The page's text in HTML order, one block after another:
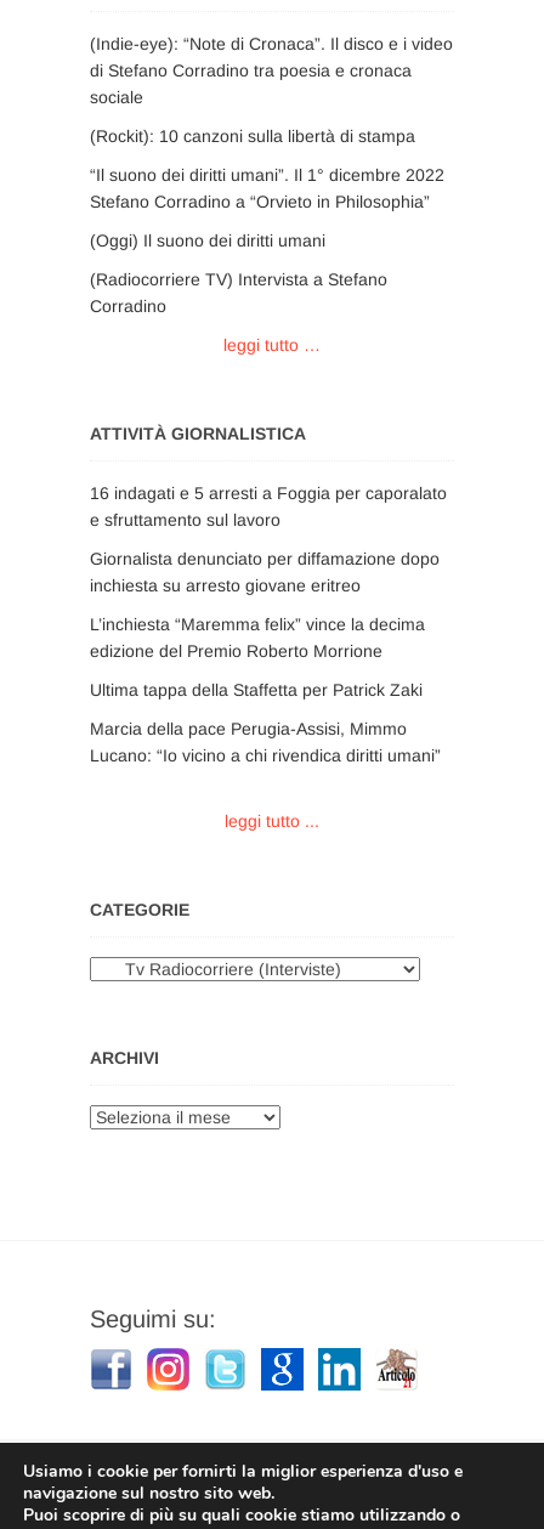
(Indie-eye): “Note di Cronaca”. Il disco e i video
di Stefano Corradino tra poesia e cronaca
sociale
(Rockit): 10 canzoni sulla libertà di stampa
“Il suono dei diritti umani”. Il 1° dicembre 2022
Stefano Corradino a “Orvieto in Philosophia”
(Oggi) Il suono dei diritti umani
(Radiocorriere TV) Intervista a Stefano
Corradino
leggi tutto …
ATTIVITÀ GIORNALISTICA
16 indagati e 5 arresti a Foggia per caporalato
e sfruttamento sul lavoro
Giornalista denunciato per diffamazione dopo
inchiesta su arresto giovane eritreo
L’inchiesta “Maremma felix” vince la decima
edizione del Premio Roberto Morrione
Ultima tappa della Staffetta per Patrick Zaki
Marcia della pace Perugia-Assisi, Mimmo
Lucano: “Io vicino a chi rivendica diritti umani”
leggi tutto ...
CATEGORIE
Categorie
ARCHIVI
Archivi
Seguimi su:
Usiamo i cookie per fornirti la miglior esperienza d'uso e
navigazione sul nostro sito web.
Puoi scoprire di più su quali cookie stiamo utilizzando o